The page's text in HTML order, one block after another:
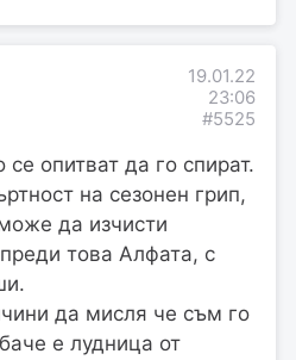
19.01.22
23:06
#5525
опитват да го спират.
на сезонен грип,
да изчисти
това Алфата, с
да мисля че съм го
е лудница от